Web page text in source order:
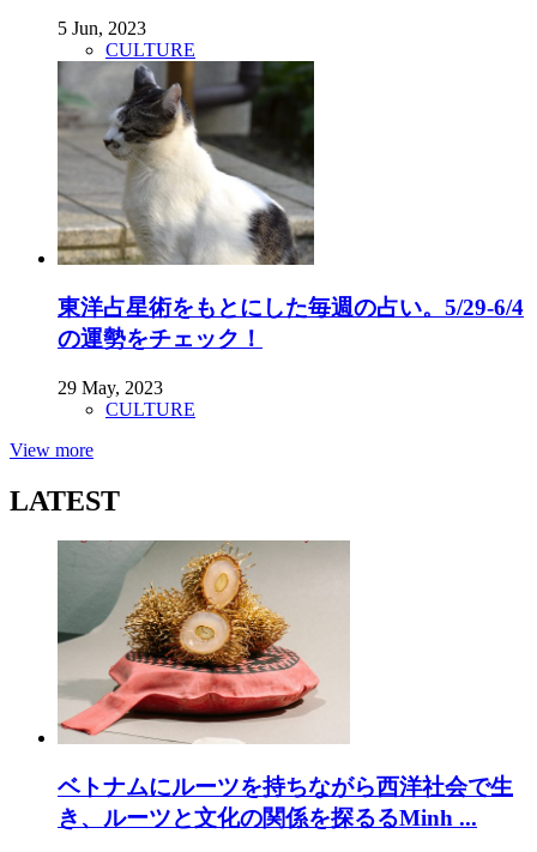
5 Jun, 2023
CULTURE
東洋占星術をもとにした毎週の占い。5/29-6/4
の運勢をチェック！
29 May, 2023
CULTURE
View more
LATEST
ベトナムにルーツを持ちながら西洋社会で生
き、ルーツと文化の関係を探るるMinh ...